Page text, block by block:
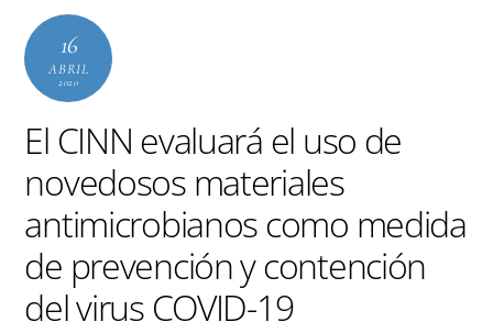
16
ABRIL
2020
El CINN evaluará el uso de
novedosos materiales
antimicrobianos como medida
de prevención y contención
del virus COVID-19